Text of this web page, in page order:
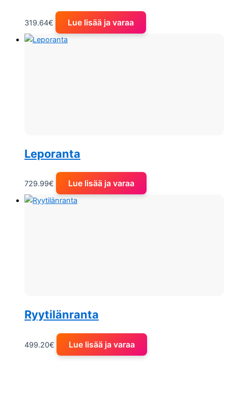
319.64€ Lue lisää ja varaa
Leporanta
729.99€ Lue lisää ja varaa
Ryytilänranta
499.20€ Lue lisää ja varaa